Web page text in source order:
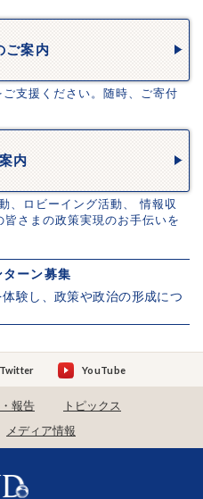
ご案内
支援ください。随時、ご寄付
内
、ロビーイング活動、 情報収
さまの政策実現のお手伝いを
ーン募集
験し、政策や政治の形成につ
Twitter YouTube
報告
トピックス
メディア情報